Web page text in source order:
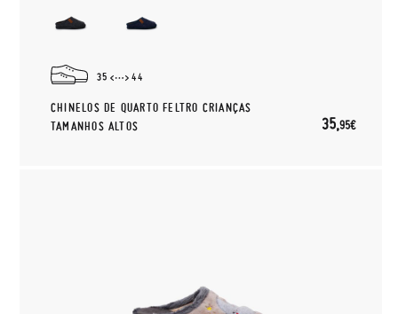
35 44
CHINELOS DE QUARTO FELTRO CRIANÇAS
TAMANHOS ALTOS
35,95€